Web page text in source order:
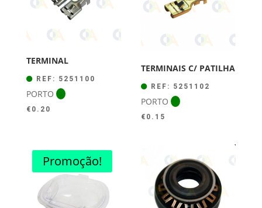
TERMINAL
REF: 5251100
PORTO
€ 0.20
TERMINAIS C/ PATILHA
REF: 5251102
PORTO
€ 0.15
Promoção!